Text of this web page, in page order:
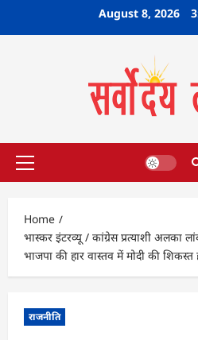
August 8, 2026
Primary
Home
भास्कर इंटरव्यू / कांग्रेस प्रत्याशी अलका
भाजपा की हार वास्तव में मोदी की शिकस्त
राजनीति